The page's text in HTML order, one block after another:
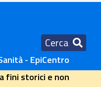
Cerca
- EpiCentro
fini storici e non